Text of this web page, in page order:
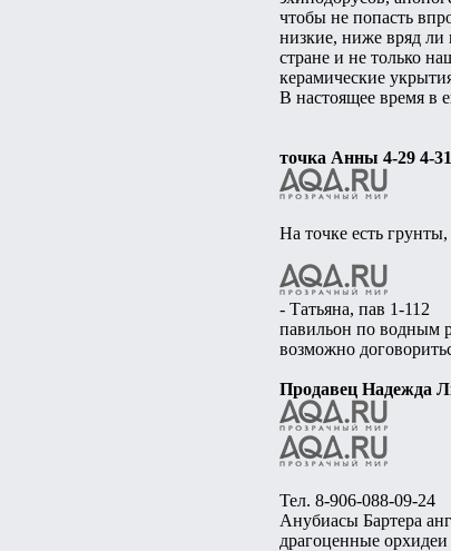
чтобы не попасть
низкие, ниже вряд ли
стране и не только
керамические
В настоящее время в
точка Анны 4-29 4-31
На точке есть
- Татьяна, пав 1-112
павильон по водным
возможно
Продавец Надежда
Тел. 8-906-088-09-24
Анубиасы Бартера
драгоценные